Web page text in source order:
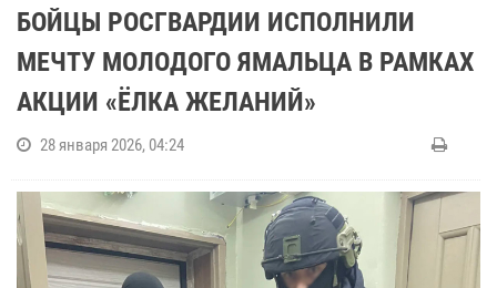
БОЙЦЫ РОСГВАРДИИ ИСПОЛНИЛИ
МЕЧТУ МОЛОДОГО ЯМАЛЬЦА В РАМКАХ
АКЦИИ «ЁЛКА ЖЕЛАНИЙ»
28 января 2026, 04:24